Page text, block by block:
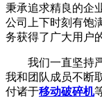
秉承追求精良的企
公司上下时刻有饱
务获得了广大用户
我们一直坚持严
我和团队成员不断
付诸于移动破碎机